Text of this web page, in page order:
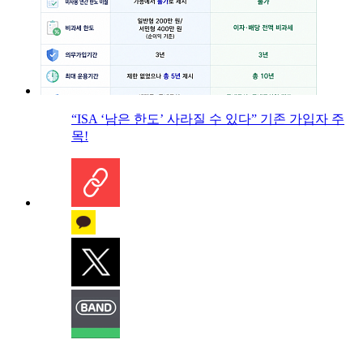
“ISA ‘남은 한도’ 사라질 수 있다” 기존 가입자 주
목!